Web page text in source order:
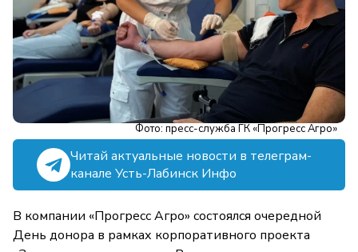
Фото: пресс-служба ГК «Прогресс Агро»
Читай актуальные новости в телеграм-
канале Усть-Лабинск Инфо
В компании «Прогресс Агро» состоялся очередной
День донора в рамках корпоративного проекта